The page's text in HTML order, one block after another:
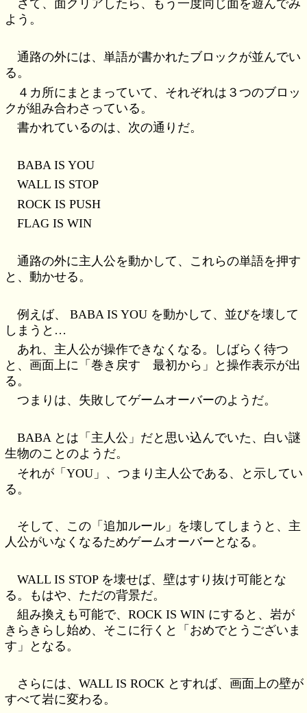
さて、面クリアしたら、もう一度同じ面を遊んでみ
よう。
通路の外には、単語が書かれたブロックが並んでい
る。
４カ所にまとまっていて、それぞれは３つのブロッ
クが組み合わさっている。
書かれているのは、次の通りだ。
BABA IS YOU
WALL IS STOP
ROCK IS PUSH
FLAG IS WIN
通路の外に主人公を動かして、これらの単語を押す
と、動かせる。
例えば、 BABA IS YOU を動かして、並びを壊して
しまうと…
あれ、主人公が操作できなくなる。しばらく待つ
と、画面上に「巻き戻す 最初から」と操作表示が出
る。
つまりは、失敗してゲームオーバーのようだ。
BABA とは「主人公」だと思い込んでいた、白い謎
生物のことのようだ。
それが「YOU」、つまり主人公である、と示してい
る。
そして、この「追加ルール」を壊してしまうと、主
人公がいなくなるためゲームオーバーとなる。
WALL IS STOP を壊せば、壁はすり抜け可能とな
る。もはや、ただの背景だ。
組み換えも可能で、ROCK IS WIN にすると、岩が
きらきらし始め、そこに行くと「おめでとうございま
す」となる。
さらには、WALL IS ROCK とすれば、画面上の壁が
すべて岩に変わる。